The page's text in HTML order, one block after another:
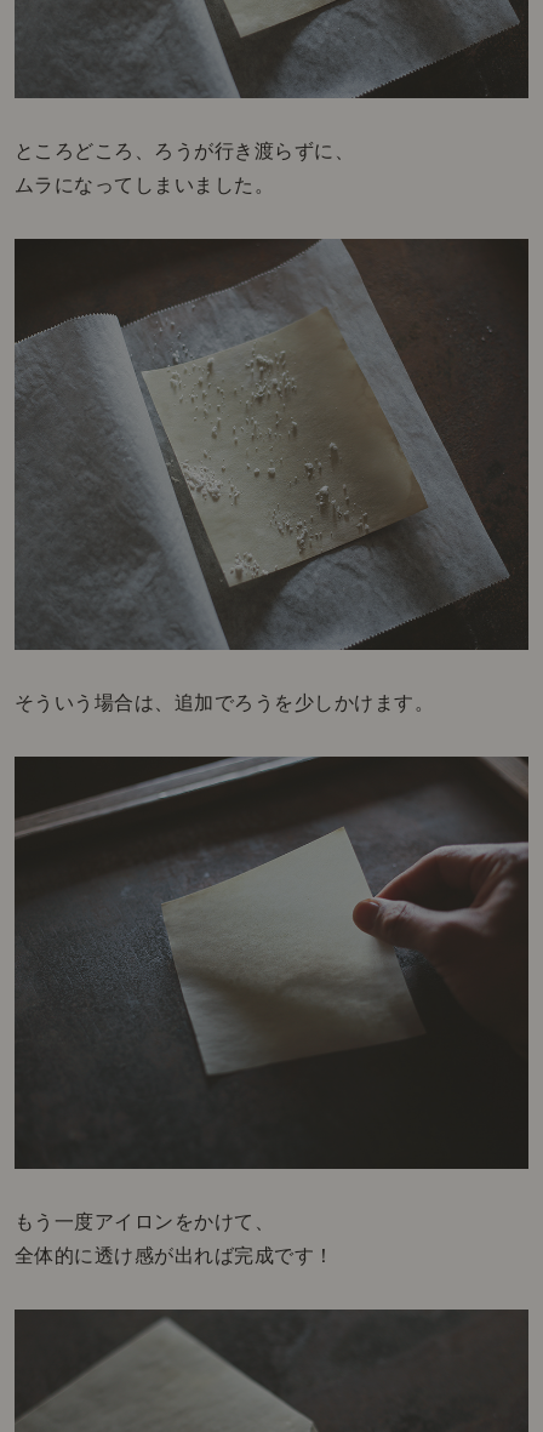
ところどころ、ろうが行き渡らずに、
ムラになってしまいました。
そういう場合は、追加でろうを少しかけます。
もう一度アイロンをかけて、
全体的に透け感が出れば完成です！